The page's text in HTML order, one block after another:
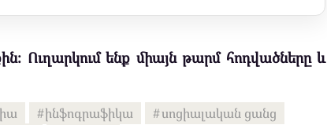
Ուղարկում ենք միայն թարմ հոդվածները և
ինֆոգրաֆիկա
սոցիալական ցանց